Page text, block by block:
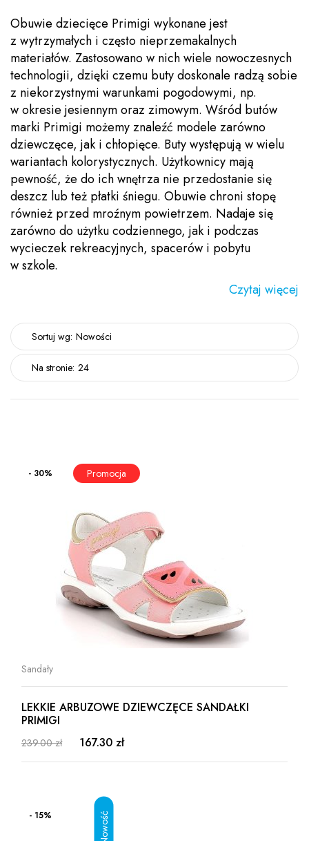
Obuwie dziecięce Primigi wykonane jest
z wytrzymałych i często nieprzemakalnych
materiałów. Zastosowano w nich wiele nowoczesnych
technologii, dzięki czemu buty doskonale radzą sobie
z niekorzystnymi warunkami pogodowymi, np.
w okresie jesiennym oraz zimowym. Wśród butów
marki Primigi możemy znaleźć modele zarówno
dziewczęce, jak i chłopięce. Buty występują w wielu
wariantach kolorystycznych. Użytkownicy mają
pewność, że do ich wnętrza nie przedostanie się
deszcz lub też płatki śniegu. Obuwie chroni stopę
również przed mroźnym powietrzem. Nadaje się
zarówno do użytku codziennego, jak i podczas
wycieczek rekreacyjnych, spacerów i pobytu
w szkole.
Czytaj więcej
Sortuj wg: Nowości
Na stronie: 24
- 30%
Sandały
LEKKIE ARBUZOWE DZIEWCZĘCE SANDAŁKI
PRIMIGI
239.00 zł 167.30 zł
- 15%